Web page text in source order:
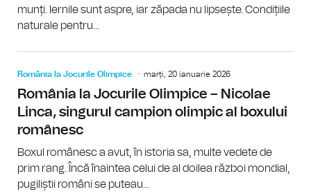
munți. Iernile sunt aspre, iar zăpada nu lipsește. Condițiile
naturale pentru...
România la Jocurile Olimpice marți, 20 ianuarie 2026
România la Jocurile Olimpice – Nicolae
Linca, singurul campion olimpic al boxului
românesc
Boxul românesc a avut, în istoria sa, multe vedete de
prim rang. Încă înaintea celui de al doilea război mondial,
pugiliștii români se puteau...